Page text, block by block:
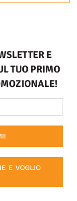
E
TUO PRIMO
E VOGLIO